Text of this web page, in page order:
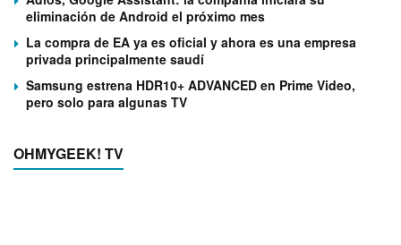
eliminación de Android el próximo mes
La compra de EA ya es oficial y ahora es una empresa
privada principalmente saudí
Samsung estrena HDR10+ ADVANCED en Prime Video,
pero solo para algunas TV
OHMYGEEK! TV